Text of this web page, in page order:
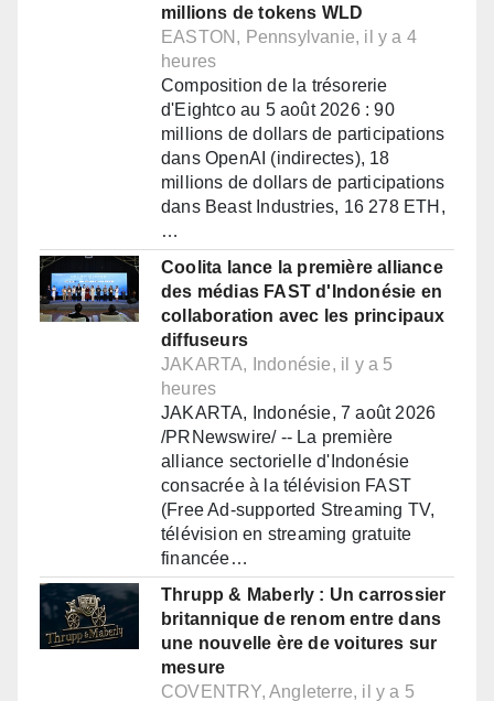
millions de tokens WLD
EASTON, Pennsylvanie, il y a 4
heures
Composition de la trésorerie
d'Eightco au 5 août 2026 : 90
millions de dollars de participations
dans OpenAI (indirectes), 18
millions de dollars de participations
dans Beast Industries, 16 278 ETH,
…
Coolita lance la première alliance
des médias FAST d'Indonésie en
collaboration avec les principaux
diffuseurs
JAKARTA, Indonésie, il y a 5
heures
JAKARTA, Indonésie, 7 août 2026
/PRNewswire/ -- La première
alliance sectorielle d'Indonésie
consacrée à la télévision FAST
(Free Ad-supported Streaming TV,
télévision en streaming gratuite
financée…
Thrupp & Maberly : Un carrossier
britannique de renom entre dans
une nouvelle ère de voitures sur
mesure
COVENTRY, Angleterre, il y a 5